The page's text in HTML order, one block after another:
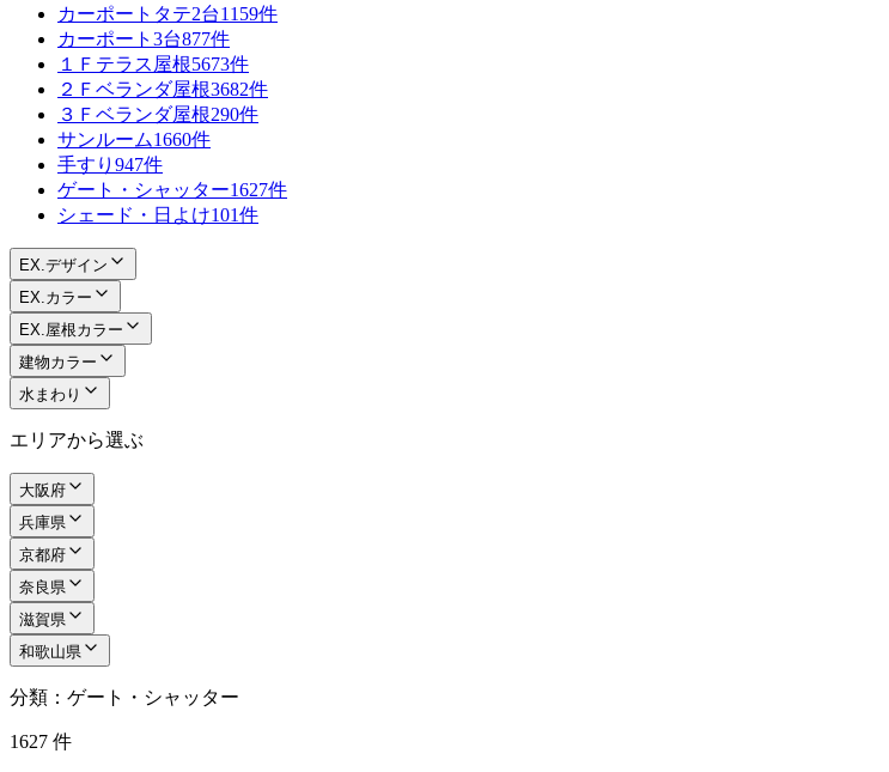
カーポートタテ2台1159件
カーポート3台877件
１Ｆテラス屋根5673件
２Ｆベランダ屋根3682件
３Ｆベランダ屋根290件
サンルーム1660件
手すり 947件
ゲート・シャッター1627件
シェード・日よけ101件
EX.デザイン
EX.カラー
EX.屋根カラー
建物カラー
水まわり
エリアから選ぶ
大阪府
兵庫県
京都府
奈良県
滋賀県
和歌山県
分類：ゲート・シャッター
1627 件